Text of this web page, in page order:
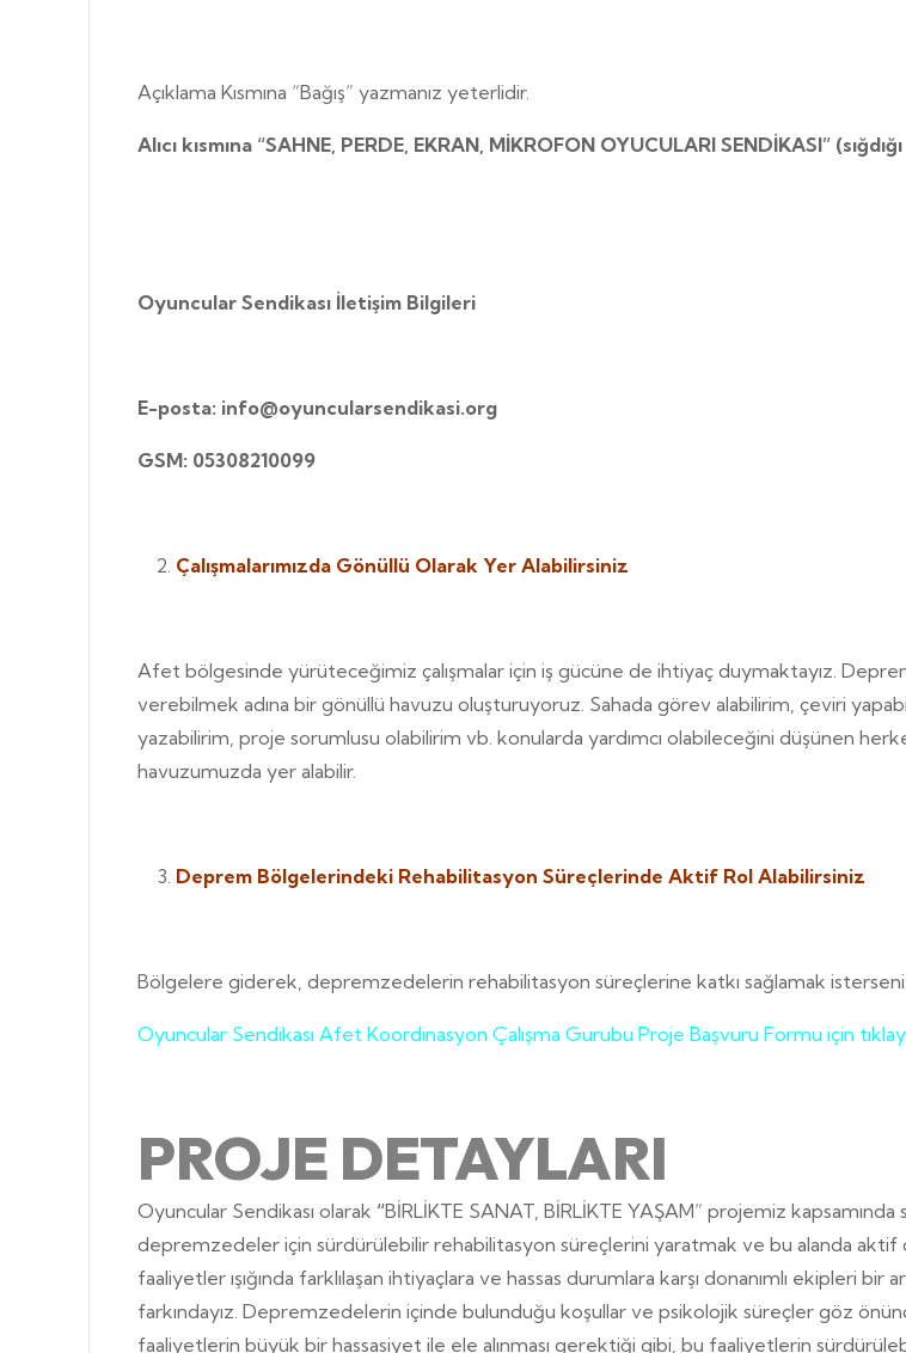
Açıklama Kısmına “Bağış” yazmanız yeterlidir.
Alıcı kısmına “SAHNE, PERDE, EKRAN, MİKROFON OYUCULARI SENDİKASI”
Oyuncular Sendikası İletişim Bilgileri
E-posta: info@oyuncularsendikasi.org
GSM: 05308210099
Çalışmalarımızda Gönüllü Olarak Yer Alabilirsiniz
Afet bölgesinde yürüteceğimiz çalışmalar için iş gücüne de ihtiyaç duymaktayız.
verebilmek adına bir gönüllü havuzu oluşturuyoruz. Sahada görev alabilirim, çeviri
yazabilirim, proje sorumlusu olabilirim vb. konularda yardımcı olabileceğini düşünen
havuzumuzda yer alabilir.
Deprem Bölgelerindeki Rehabilitasyon Süreçlerinde Aktif Rol Alabilirsiniz
Bölgelere giderek, depremzedelerin rehabilitasyon süreçlerine katkı sağlamak
Oyuncular Sendikası Afet Koordinasyon Çalışma Gurubu Proje Başvuru Formu için
PROJE DETAYLARI
Oyuncular Sendikası olarak “BİRLİKTE SANAT, BİRLİKTE YAŞAM” projemiz
depremzedeler için sürdürülebilir rehabilitasyon süreçlerini yaratmak ve bu alanda
faaliyetler ışığında farklılaşan ihtiyaçlara ve hassas durumlara karşı donanımlı ekipleri
farkındayız. Depremzedelerin içinde bulunduğu koşullar ve psikolojik süreçler göz
faaliyetlerin büyük bir hassasiyet ile ele alınması gerektiği gibi, bu faaliyetlerin